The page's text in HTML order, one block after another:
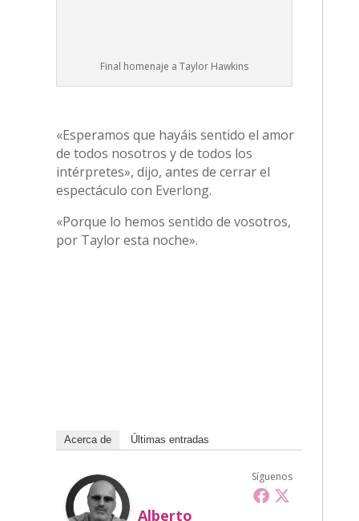
Final homenaje a Taylor Hawkins
«Esperamos que hayáis sentido el amor
de todos nosotros y de todos los
intérpretes», dijo, antes de cerrar el
espectáculo con Everlong.
«Porque lo hemos sentido de vosotros,
por Taylor esta noche».
Acerca de Últimas entradas
Síguenos
Alberto